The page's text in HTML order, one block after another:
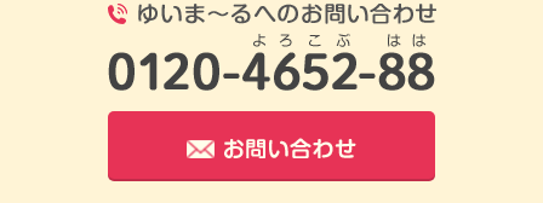
0120-4652-